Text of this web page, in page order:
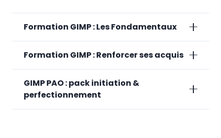
Formation GIMP : Les Fondamentaux
Formation GIMP : Renforcer ses acquis
GIMP PAO : pack initiation &
perfectionnement